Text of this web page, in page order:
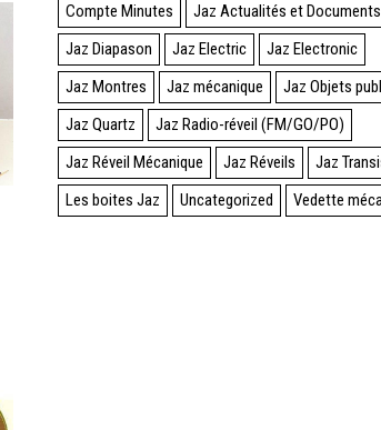
Compte Minutes
Jaz Actualités et Documents
Jaz Diapason
Jaz Electric
Jaz Electronic
Jaz Montres
Jaz mécanique
Jaz Objets
Jaz Quartz
Jaz Radio-réveil (FM/GO/PO)
Jaz Réveil Mécanique
Jaz Réveils
Jaz
Les boites Jaz
Uncategorized Vedette